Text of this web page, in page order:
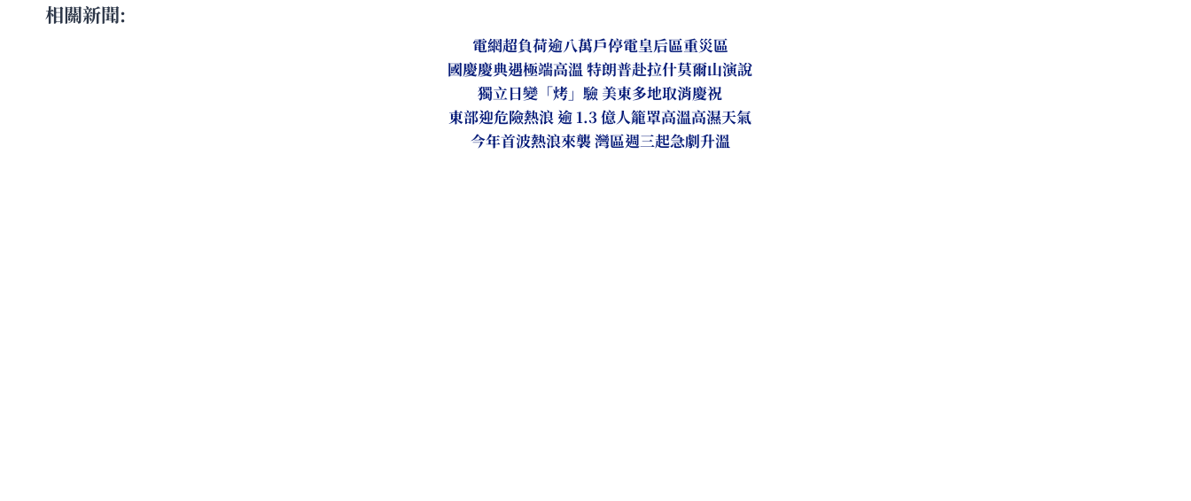
相關新聞:
電網超負荷逾八萬戶停電皇后區重災區
國慶慶典遇極端高溫 特朗普赴拉什莫爾山演說
獨立日變「烤」驗 美東多地取消慶祝
東部迎危險熱浪 逾 1.3 億人籠罩高溫高濕天氣
今年首波熱浪來襲 灣區週三起急劇升溫